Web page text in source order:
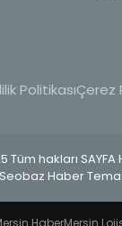
PolitikasıÇerez
hakları SAYFA
Seobaz Haber
HaberMersin